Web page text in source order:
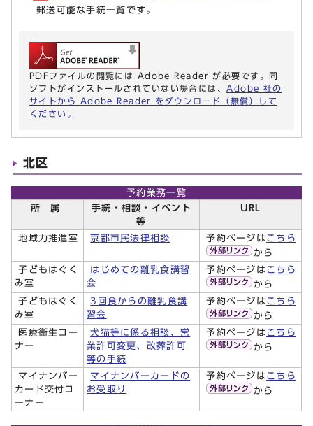
郵送可能な手続一覧です。
PDFファイルの閲覧には Adobe Reader が必要です。同
ソフトがインストールされていない場合には、 Adobe 社の
サイトから Adobe Reader をダウンロード（無償）して
ください。
北区
予約業務一覧
所 属
手続・相談・イベント
等
URL
地域力推進室 京都市民法律相談 予約ページは こちら
から
子どもはぐく
み室
はじめての離乳食講習
会
予約ページは こちら
から
子どもはぐく
み室
3回食からの離乳食講
習会
予約ページは こちら
から
医療衛生コー
ナー
犬猫等に係る相談、営
業許可変更、改葬許可
等の手続
予約ページは こちら
から
マイナンバー
カード交付コ
ーナー
マイナンバーカードの
お受取り
予約ページは こちら
から